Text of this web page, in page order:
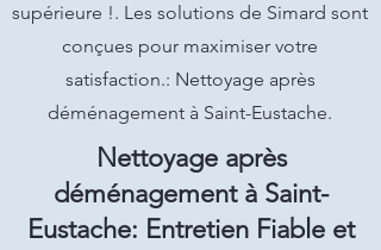
supérieure !. Les solutions de Simard sont
conçues pour maximiser votre
satisfaction.: Nettoyage après
déménagement à Saint-Eustache.
Nettoyage après
déménagement à Saint-
Eustache: Entretien Fiable et